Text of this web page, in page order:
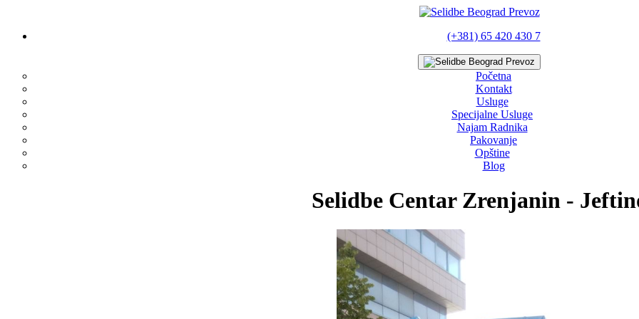
(+381) 65 420 430 7
Početna
Kontakt
Usluge
Specijalne Usluge
Najam Radnika
Pakovanje
Opštine
Blog
Selidbe Centar Zrenjanin -